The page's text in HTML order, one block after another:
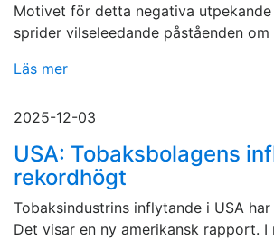
Motivet för detta negativa
sprider vilseleedande påståenden om
Läs mer
2025-12-03
USA: Tobaksbolagens
rekordhögt
Tobaksindustrins inflytande i USA
Det visar en ny amerikansk rapport.